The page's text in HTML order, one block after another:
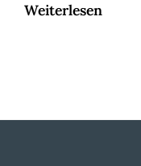
Weiterlesen